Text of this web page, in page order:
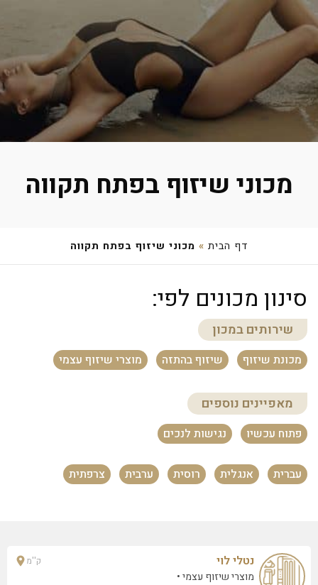
מכוני שיזוף בפתח תקווה
דף הבית » מכוני שיזוף בפתח תקווה
סינון מכונים לפי:
שירותים במכון
מכונת שיזוף שיזוף בהתזה מוצרי שיזוף עצמי
מאפיינים נוספים
פתוח עכשיו נגישות לנכים
עברית אנגלית רוסית ערבית צרפתית
נטלי לוי
מוצרי שיזוף עצמי
ק''מ
קיבוץ גלויות 12, פתח תקווה
ביוטי סטייל
הסיבים 24, פתח תקווה
אולה קוסמטיקס
בילו 21/4 (קומה 2), פתח תקווה
אורטל דהן – מכון O&A
העצמאות 65 קניון גנים, פתח תקווה
רפי חלפון
הסיבים 2, פתח תקווה
קנדיס פלדמן
חן 4/21 (קומה 6), פתח תקווה